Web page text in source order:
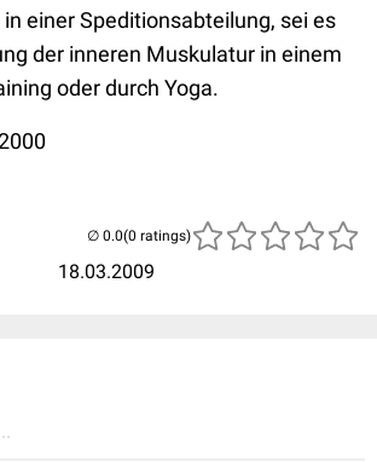
einer Speditionsabteilung, sei es
der inneren Muskulatur in einem
oder durch Yoga.
18.03.2009
(0 ratings)